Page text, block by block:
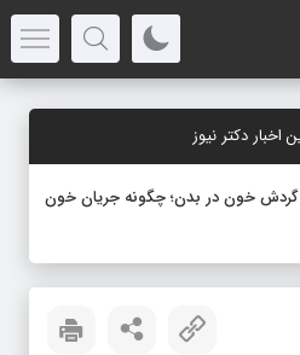
اخبار دکتر نیوز
گردش خون در بدن؛ چگونه جریان خون